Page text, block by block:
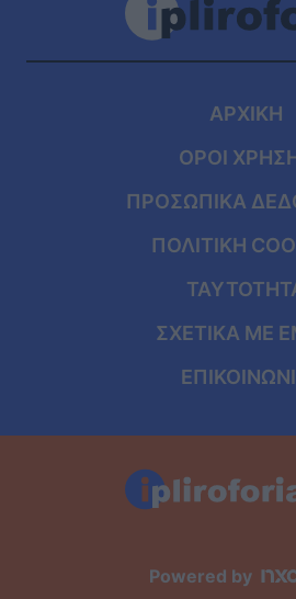
ΑΡΧΙΚΗ
ΟΡΟΙ
ΠΡΟΣΩΠΙΚΑ
ΠΟΛΙΤΙΚΗ
ΣΧΕΤΙΚΑ ΜΕ
Powered by